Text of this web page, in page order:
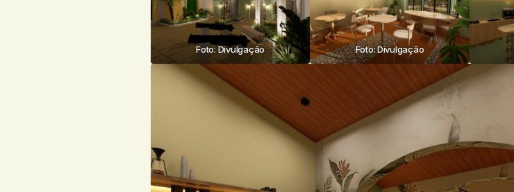
Foto: Divulgação Foto: Divulgação